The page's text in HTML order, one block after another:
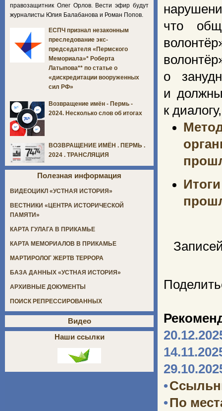
что
о
и
к
•
•По
правозащитник Олег Орлов. Вести эфир будут
журналисты Юлия Балабанова и Роман Попов.
ЕСПЧ признал незаконным
преследование экс-
председателя «Пермского
Мемориала»* Роберта
Латыпова** по статье о
«дискредитации вооруженных
сил РФ»
Возвращение имён - Пермь -
2024. Несколько слов об итогах
ВОЗВРАЩЕНИЕ ИМЁН . ПЕРМЬ .
2024 . ТРАНСЛЯЦИЯ
Полезная информация
ВИДЕОЦИКЛ «УСТНАЯ ИСТОРИЯ»
ВЕСТНИКИ «ЦЕНТРА ИСТОРИЧЕСКОЙ
ПАМЯТИ»
КАРТА ГУЛАГА В ПРИКАМЬЕ
КАРТА МЕМОРИАЛОВ В ПРИКАМЬЕ
МАРТИРОЛОГ ЖЕРТВ ТЕРРОРА
БАЗА ДАННЫХ «УСТНАЯ ИСТОРИЯ»
АРХИВНЫЕ ДОКУМЕНТЫ
ПОИСК РЕПРЕССИРОВАННЫХ
Видео
Наши ссылки